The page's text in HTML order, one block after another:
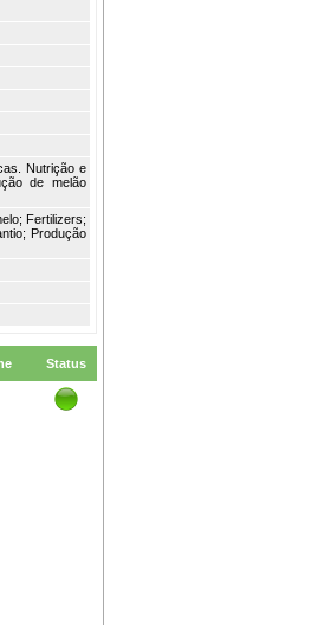
Nutrição e
de melão
Fertilizers;
Produção
Status